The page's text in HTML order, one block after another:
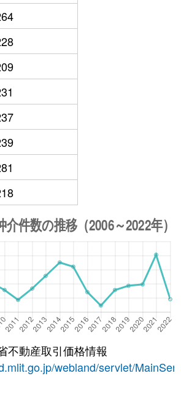
不動産取引価格情報
webland/servlet/